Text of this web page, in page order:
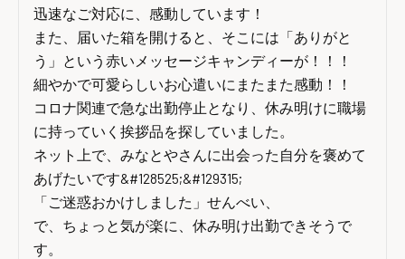
迅速なご対応に、感動しています！
また、届いた箱を開けると、そこには「ありがと
う」という赤いメッセージキャンディーが！！！
細やかで可愛らしいお心遣いにまたまた感動！！
コロナ関連で急な出勤停止となり、休み明けに職場
に持っていく挨拶品を探していました。
ネット上で、みなとやさんに出会った自分を褒めて
あげたいです&#128525;&#129315;
「ご迷惑おかけしました」せんべい、
で、ちょっと気が楽に、休み明け出勤できそうで
す。